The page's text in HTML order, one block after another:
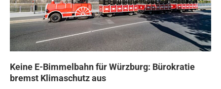
Keine E-Bimmelbahn für Würzburg: Bürokratie
bremst Klimaschutz aus